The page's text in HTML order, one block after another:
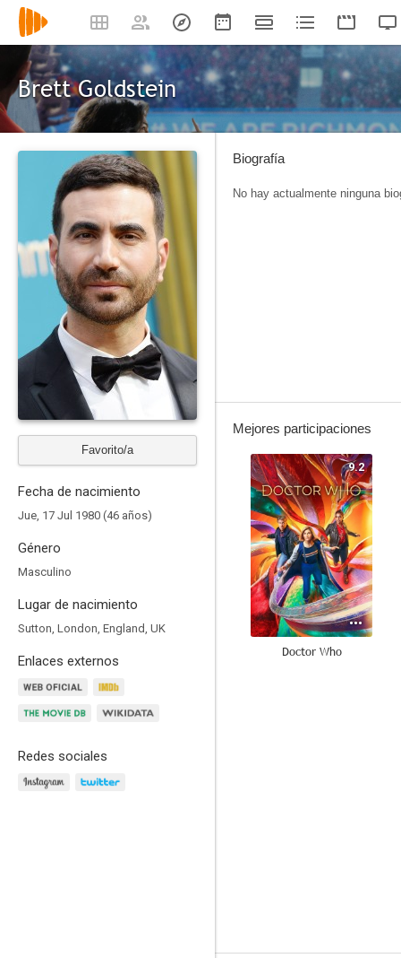
Brett Goldstein
Favorito/a
Fecha de nacimiento
Jue, 17 Jul 1980 (46 años)
Género
Masculino
Lugar de nacimiento
Sutton, London, England, UK
Enlaces externos
Redes sociales
Biografía
No hay actualmente ninguna
Mejores participaciones
9.2
Doctor Who